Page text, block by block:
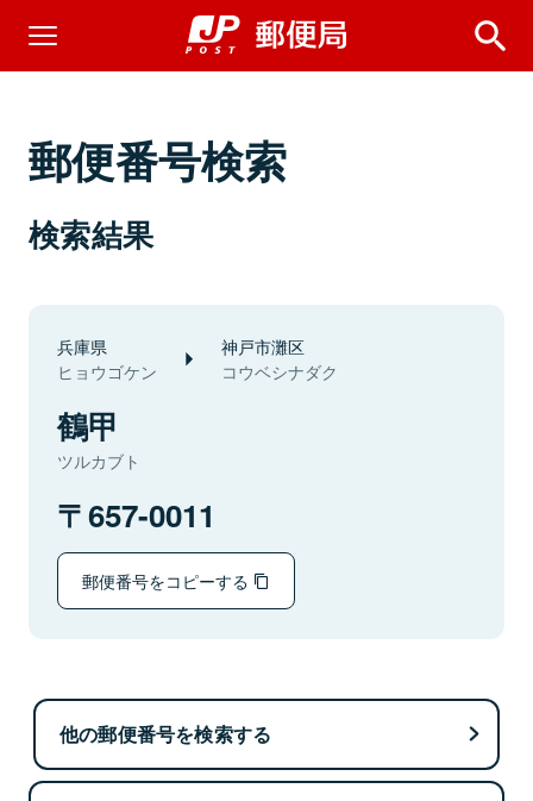
郵便番号検索
検索結果
兵庫県
ヒョウゴケン
神戸市灘区
コウベシナダク
鶴甲
ツルカブト
657-0011
郵便番号をコピーする
他の郵便番号を検索する